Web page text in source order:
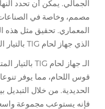
الجمالي. يمكن أن تحدد
مصمم، وخاصة في الصناعات
المعماري. تحقيق مثل هذه
الذي جهاز لحام TIG بالتيار المتردد والمستمر
الـ جهاز لحام TIG بالتيار المتردد والمستمر
قوس اللحام، مما يوفر
فإنه يستوعب مجموعة واسعة